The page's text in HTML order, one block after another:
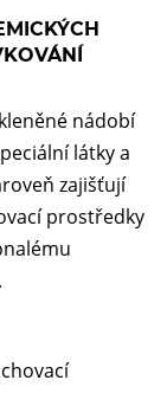
nádobí
látky a
zajišťují
prostředky